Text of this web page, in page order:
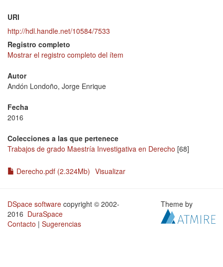
URI
http://hdl.handle.net/10584/7533
Registro completo
Mostrar el registro completo del ítem
Autor
Andón Londoño, Jorge Enrique
Fecha
2016
Colecciones a las que pertenece
Trabajos de grado Maestría Investigativa en Derecho [68]
Derecho.pdf (2.324Mb) Visualizar
DSpace software copyright © 2002-
2016 DuraSpace
Contacto | Sugerencias
Theme by